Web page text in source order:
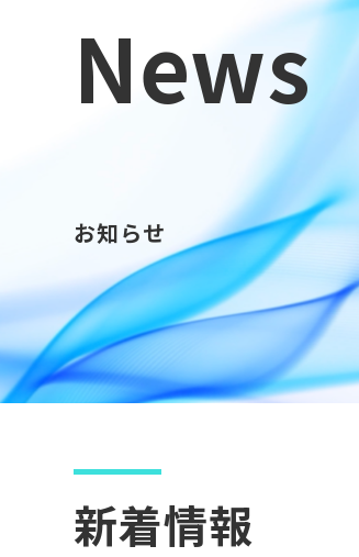
News
お知らせ
新着情報